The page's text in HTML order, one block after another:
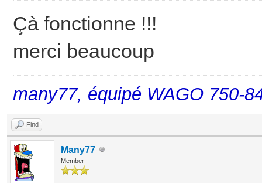
Çà fonctionne !!!
merci beaucoup
many77, équipé WAGO 750-
Find
Many77
Member